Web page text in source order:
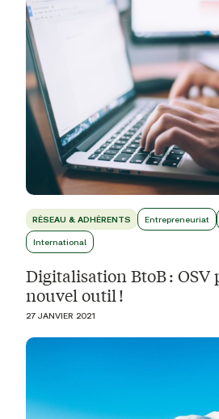
RÉSEAU & ADHÉRENTS Entrepreneuriat
International
Digitalisation BtoB : OSV
nouvel outil !
27 JANVIER 2021